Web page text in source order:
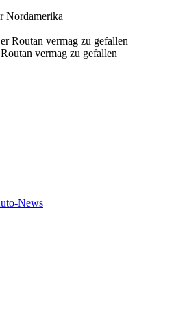
Nordamerika
vermag zu gefallen
News